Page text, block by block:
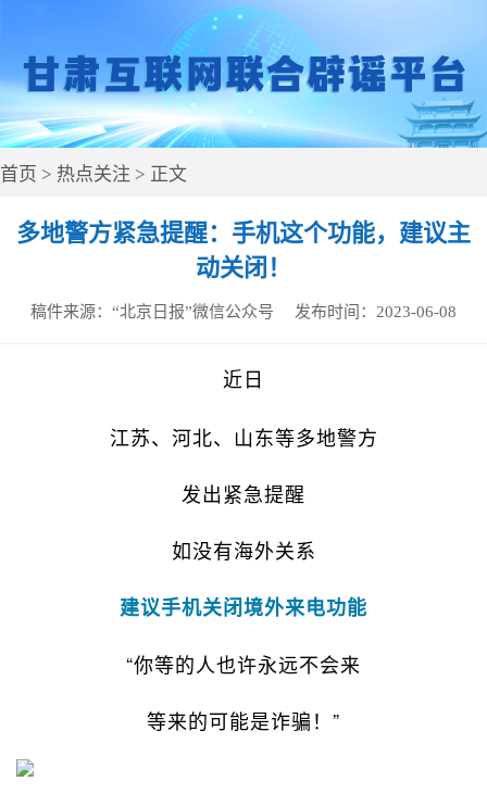
首页 > 热点关注 > 正文
多地警方紧急提醒：手机这个功能，建议主
动关闭！
稿件来源： “北京日报”微信公众号 发布时间： 2023-06-08
近日
江苏、河北、山东等多地警方
发出紧急提醒
如没有海外关系
建议手机关闭境外来电功能
“你等的人也许永远不会来
等来的可能是诈骗！”